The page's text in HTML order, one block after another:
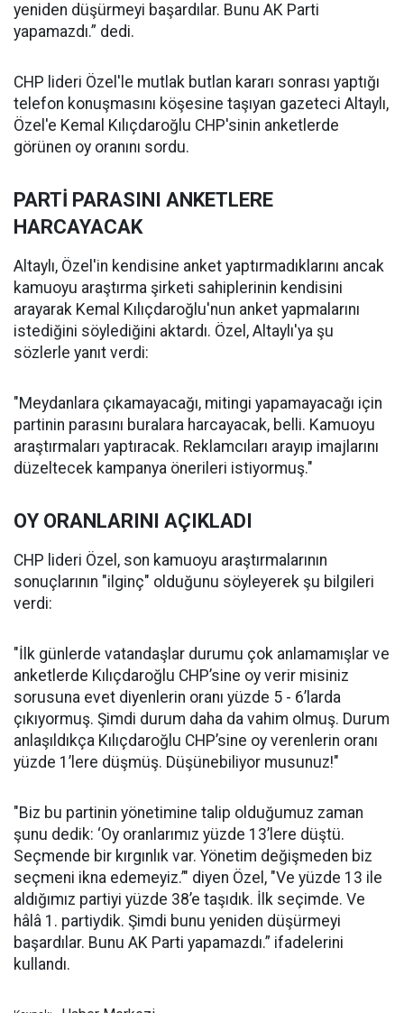
yeniden düşürmeyi başardılar. Bunu AK Parti
yapamazdı.” dedi.
CHP lideri Özel'le mutlak butlan kararı sonrası yaptığı
telefon konuşmasını köşesine taşıyan gazeteci Altaylı,
Özel'e Kemal Kılıçdaroğlu CHP'sinin anketlerde
görünen oy oranını sordu.
PARTİ PARASINI ANKETLERE
HARCAYACAK
Altaylı, Özel'in kendisine anket yaptırmadıklarını ancak
kamuoyu araştırma şirketi sahiplerinin kendisini
arayarak Kemal Kılıçdaroğlu'nun anket yapmalarını
istediğini söylediğini aktardı. Özel, Altaylı'ya şu
sözlerle yanıt verdi:
"Meydanlara çıkamayacağı, mitingi yapamayacağı için
partinin parasını buralara harcayacak, belli. Kamuoyu
araştırmaları yaptıracak. Reklamcıları arayıp imajlarını
düzeltecek kampanya önerileri istiyormuş."
OY ORANLARINI AÇIKLADI
CHP lideri Özel, son kamuoyu araştırmalarının
sonuçlarının "ilginç" olduğunu söyleyerek şu bilgileri
verdi:
"İlk günlerde vatandaşlar durumu çok anlamamışlar ve
anketlerde Kılıçdaroğlu CHP’sine oy verir misiniz
sorusuna evet diyenlerin oranı yüzde 5 - 6’larda
çıkıyormuş. Şimdi durum daha da vahim olmuş. Durum
anlaşıldıkça Kılıçdaroğlu CHP’sine oy verenlerin oranı
yüzde 1’lere düşmüş. Düşünebiliyor musunuz!"
"Biz bu partinin yönetimine talip olduğumuz zaman
şunu dedik: ‘Oy oranlarımız yüzde 13’lere düştü.
Seçmende bir kırgınlık var. Yönetim değişmeden biz
seçmeni ikna edemeyiz.’" diyen Özel, "Ve yüzde 13 ile
aldığımız partiyi yüzde 38’e taşıdık. İlk seçimde. Ve
hâlâ 1. partiydik. Şimdi bunu yeniden düşürmeyi
başardılar. Bunu AK Parti yapamazdı.” ifadelerini
kullandı.